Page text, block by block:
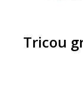
Tricou